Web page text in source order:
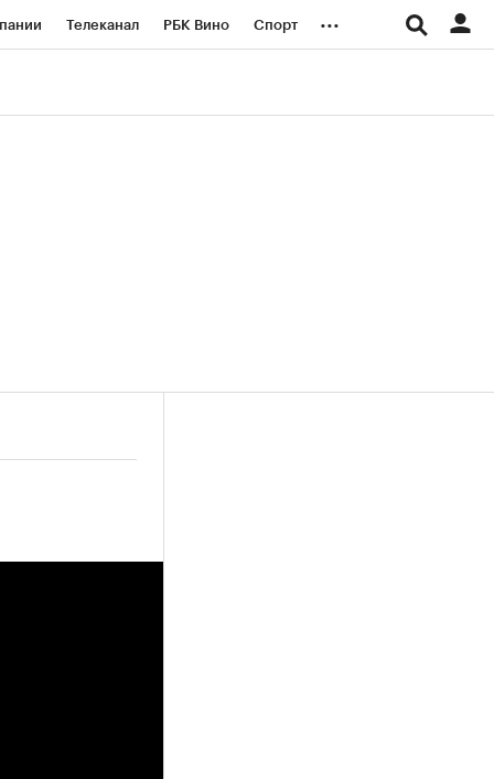
Телеканал РБК Вино Спорт ...